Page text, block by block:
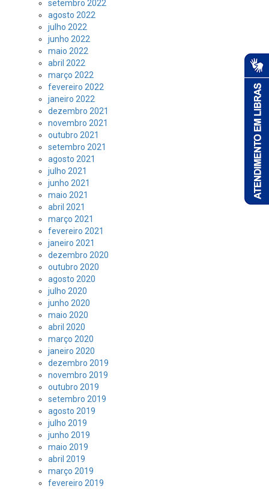
setembro 2022
agosto 2022
julho 2022
junho 2022
maio 2022
abril 2022
março 2022
fevereiro 2022
janeiro 2022
dezembro 2021
novembro 2021
outubro 2021
setembro 2021
agosto 2021
julho 2021
junho 2021
maio 2021
abril 2021
março 2021
fevereiro 2021
janeiro 2021
dezembro 2020
outubro 2020
agosto 2020
julho 2020
junho 2020
maio 2020
abril 2020
março 2020
janeiro 2020
dezembro 2019
novembro 2019
outubro 2019
setembro 2019
agosto 2019
julho 2019
junho 2019
maio 2019
abril 2019
março 2019
fevereiro 2019